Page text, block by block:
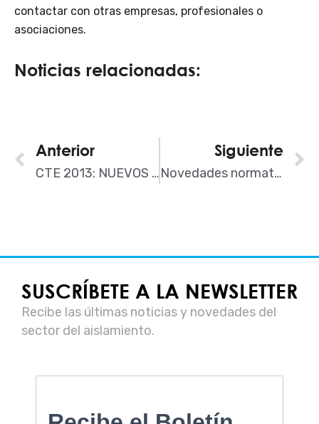
contactar con otras empresas, profesionales o
asociaciones.
Noticias relacionadas:
Ant
Anterior
CTE 2013: NUEVOS CASOS DE ESTUDIO
Siguiente
Novedades normativas para las fachadas ventiladas
SUSCRÍBETE A LA NEWSLETTER
Recibe las últimas noticias y novedades del
sector del aislamiento.